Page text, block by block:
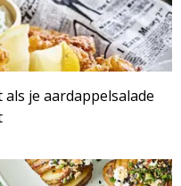
je aardappelsalade